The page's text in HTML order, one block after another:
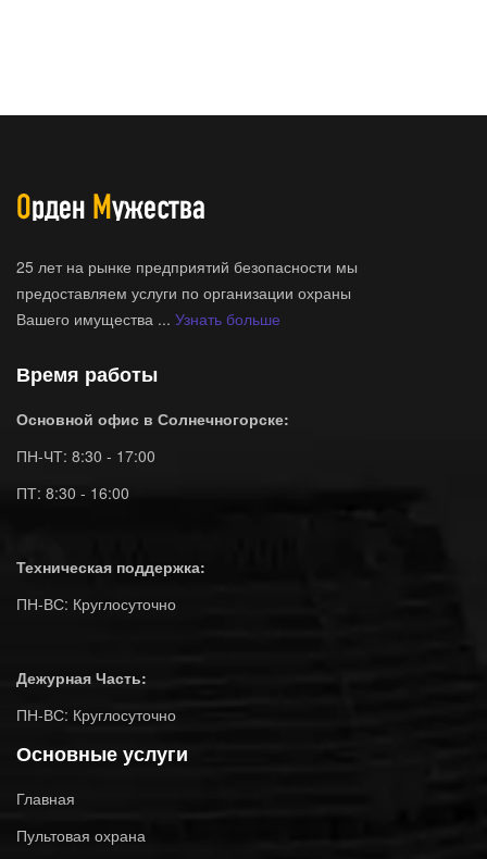
25 лет на рынке предприятий безопасности мы
предоставляем услуги по организации охраны
Вашего имущества ... Узнать больше
Время работы
Основной офис в Солнечногорске:
ПН-ЧТ: 8:30 - 17:00
ПТ: 8:30 - 16:00
Техническая поддержка:
ПН-ВС: Круглосуточно
Дежурная Часть:
ПН-ВС: Круглосуточно
Основные услуги
Главная
Пультовая охрана